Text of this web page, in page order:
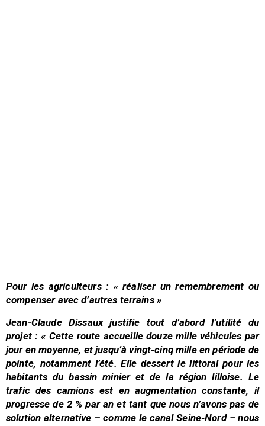
Pour les agriculteurs : « réaliser un remembrement ou
compenser avec d’autres terrains »
Jean-Claude Dissaux justifie tout d’abord l’utilité du
projet :« Cette route accueille douze mille véhicules par
jour en moyenne, et jusqu’à vingt-cinq mille en période de
pointe, notamment l’été. Elle dessert le littoral pour les
habitants du bassin minier et de la région lilloise. Le
trafic des camions est en augmentation constante, il
progresse de 2 % par an et tant que nous n’avons pas de
solution alternative – comme le canal Seine-Nord – nous